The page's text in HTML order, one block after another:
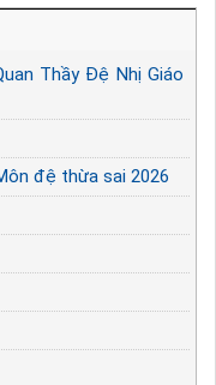
Thầy Đệ Nhị Giáo
đệ thừa sai 2026